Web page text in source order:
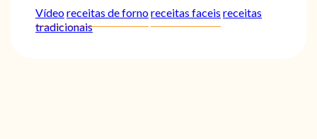
Vídeoreceitas de fornoreceitas faceis receitas
tradicionais